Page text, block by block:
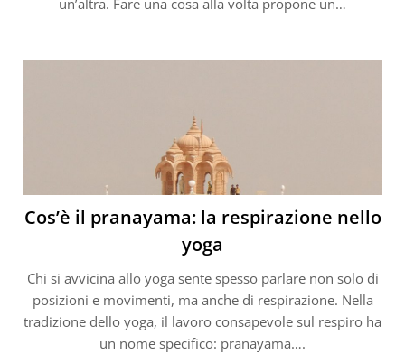
un’altra. Fare una cosa alla volta propone un…
Cos’è il pranayama: la respirazione nello
yoga
Chi si avvicina allo yoga sente spesso parlare non solo di
posizioni e movimenti, ma anche di respirazione. Nella
tradizione dello yoga, il lavoro consapevole sul respiro ha
un nome specifico: pranayama….